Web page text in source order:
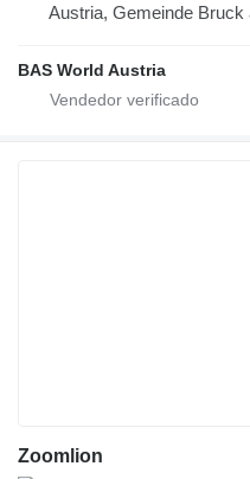
Austria, Gemeinde Bruck
BAS World Austria
Zoomlion